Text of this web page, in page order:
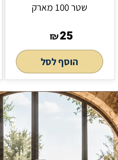
שטר 100 מארק
₪25
הוסף לסל